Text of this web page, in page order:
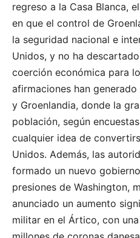
regreso a la Casa Blanca,
en que el control de
la seguridad nacional e
Unidos, y no ha
coerción económica para
afirmaciones han
y Groenlandia, donde la
población, según
cualquier idea de
Unidos. Además, las
formado un nuevo
presiones de Washington,
anunciado un aumento
militar en el Ártico, con